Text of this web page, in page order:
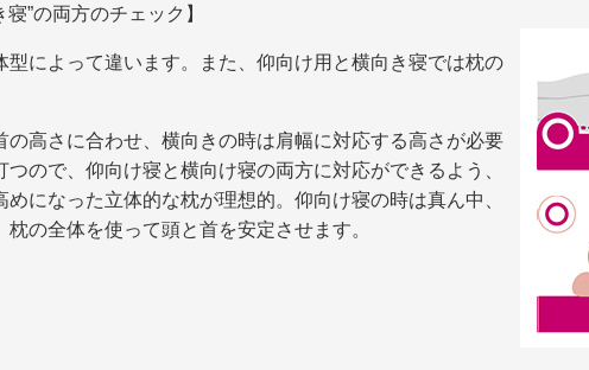
寝”の両方のチェック】
型によって違います。また、仰向け用と横向き寝では枕の
の高さに合わせ、横向きの時は肩幅に対応する高さが必要
ので、仰向け寝と横向け寝の両方に対応ができるよう、
になった立体的な枕が理想的。仰向け寝の時は真ん中、
の全体を使って頭と首を安定させます。